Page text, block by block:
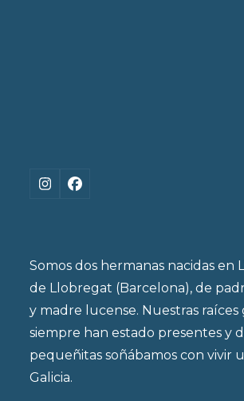
Instagram
Facebook
Somos dos hermanas nacidas en
de Llobregat (Barcelona), de
y madre lucense. Nuestras raíces
siempre han estado presentes y
pequeñitas soñábamos con vivir
Galicia.